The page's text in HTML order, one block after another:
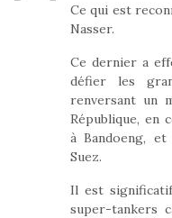
Ce qui est
Nasser.
Ce dernier a
défier les
renversant un
République, en
à Bandoeng,
Suez.
Il est
super-tankers